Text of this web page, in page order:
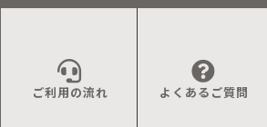
ご利用の流れ よくあるご質問